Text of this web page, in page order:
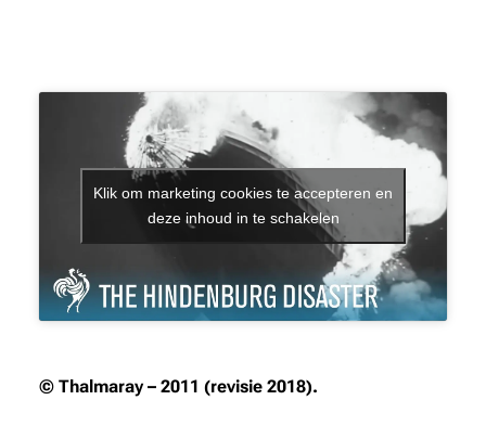
Klik om marketing cookies te accepteren en
deze inhoud in te schakelen
© Thalmaray – 2011 (revisie 2018).